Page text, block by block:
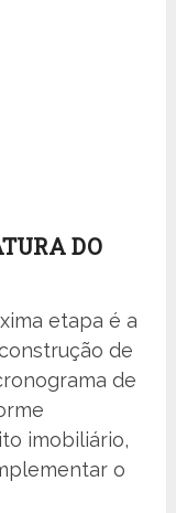
DO
etapa é a
de
de
imobiliário,
o